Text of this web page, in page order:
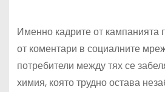
Именно кадрите от кампанията
от коментари в социалните
потребители между тях се
химия, която трудно остава